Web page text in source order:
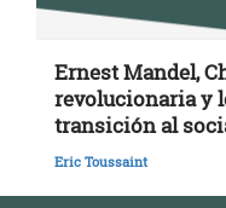
Ernest Mandel,
revolucionaria y
transición al
Eric Toussaint